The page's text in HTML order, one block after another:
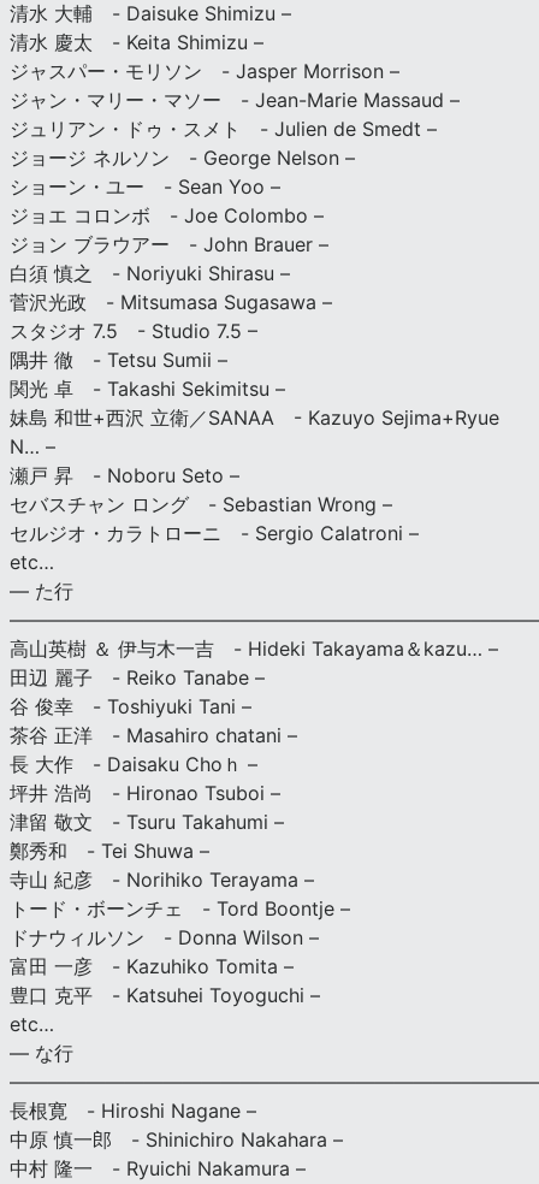
清水 大輔 - Daisuke Shimizu –
清水 慶太 - Keita Shimizu –
ジャスパー・モリソン - Jasper Morrison –
ジャン・マリー・マソー - Jean-Marie Massaud –
ジュリアン・ドゥ・スメト - Julien de Smedt –
ジョージ ネルソン - George Nelson –
ショーン・ユー - Sean Yoo –
ジョエ コロンボ - Joe Colombo –
ジョン ブラウアー - John Brauer –
白須 慎之 - Noriyuki Shirasu –
菅沢光政 - Mitsumasa Sugasawa –
スタジオ 7.5 - Studio 7.5 –
隅井 徹 - Tetsu Sumii –
関光 卓 - Takashi Sekimitsu –
妹島 和世+西沢 立衛／SANAA - Kazuyo Sejima+Ryue
N… –
瀬戸 昇 - Noboru Seto –
セバスチャン ロング - Sebastian Wrong –
セルジオ・カラトローニ - Sergio Calatroni –
etc…
— た行
高山英樹 ＆ 伊与木一吉 - Hideki Takayama＆kazu… –
田辺 麗子 - Reiko Tanabe –
谷 俊幸 - Toshiyuki Tani –
茶谷 正洋 - Masahiro chatani –
長 大作 - Daisaku Choｈ –
坪井 浩尚 - Hironao Tsuboi –
津留 敬文 - Tsuru Takahumi –
鄭秀和 - Tei Shuwa –
寺山 紀彦 - Norihiko Terayama –
トード・ボーンチェ - Tord Boontje –
ドナウィルソン - Donna Wilson –
富田 一彦 - Kazuhiko Tomita –
豊口 克平 - Katsuhei Toyoguchi –
etc…
— な行
長根寛 - Hiroshi Nagane –
中原 慎一郎 - Shinichiro Nakahara –
中村 隆一 - Ryuichi Nakamura –